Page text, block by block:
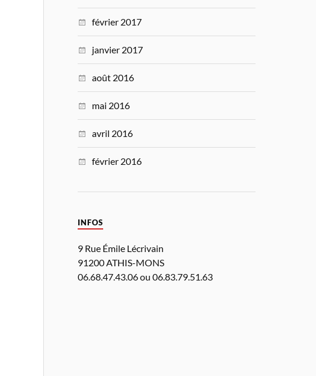
février 2017
janvier 2017
août 2016
mai 2016
avril 2016
février 2016
INFOS
9 Rue Émile Lécrivain
91200 ATHIS-MONS
06.68.47.43.06 ou 06.83.79.51.63